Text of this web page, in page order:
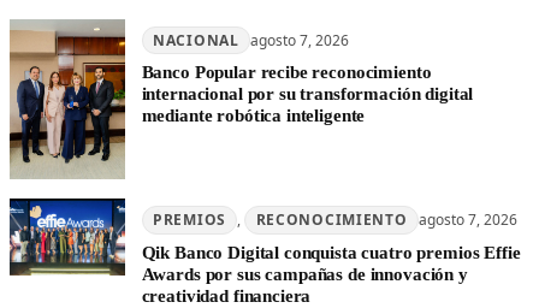
NACIONAL agosto 7, 2026
Banco Popular recibe reconocimiento
internacional por su transformación digital
mediante robótica inteligente
PREMIOS , RECONOCIMIENTO agosto 7, 2026
Qik Banco Digital conquista cuatro premios Effie
Awards por sus campañas de innovación y
creatividad financiera